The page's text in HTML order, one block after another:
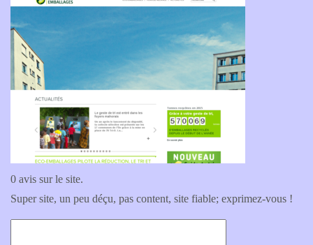
0 avis sur le site.
Super site, un peu déçu, pas content, site fiable; exprimez-vous !